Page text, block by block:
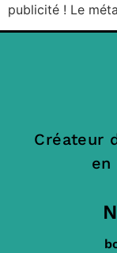
publicité ! Le
Créateur
en